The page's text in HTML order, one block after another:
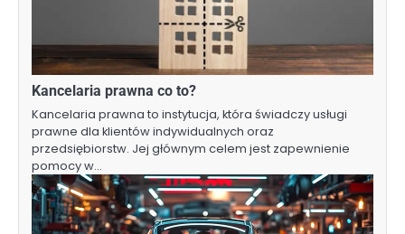
Kancelaria prawna co to?
Kancelaria prawna to instytucja, która świadczy usługi
prawne dla klientów indywidualnych oraz
przedsiębiorstw. Jej głównym celem jest zapewnienie
pomocy w…